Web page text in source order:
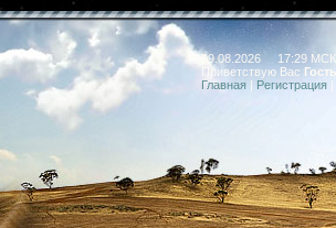
09.08.2026 17:29
Приветствую Вас Гость
Главная | Регистрация |